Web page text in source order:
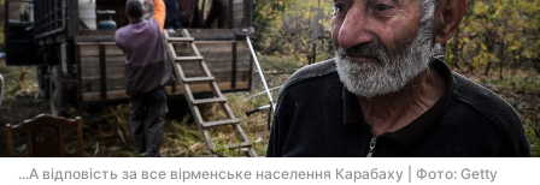
...А відповість за все вірменське населення Карабаху | Фото: Getty